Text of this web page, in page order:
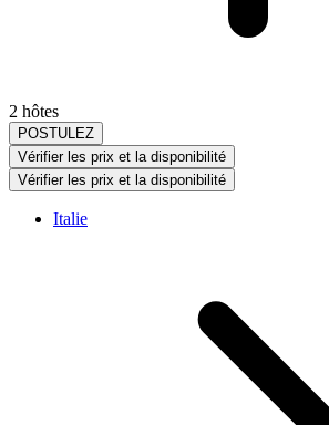
2 hôtes
POSTULEZ
Vérifier les prix et la disponibilité
Vérifier les prix et la disponibilité
Italie